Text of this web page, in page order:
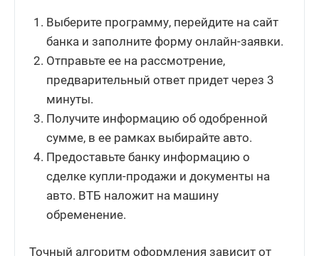
Выберите программу, перейдите на сайт
банка и заполните форму онлайн-заявки.
Отправьте ее на рассмотрение,
предварительный ответ придет через 3
минуты.
Получите информацию об одобренной
сумме, в ее рамках выбирайте авто.
Предоставьте банку информацию о
сделке купли-продажи и документы на
авто. ВТБ наложит на машину
обременение.
Точный алгоритм оформления зависит от